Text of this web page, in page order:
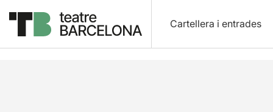
Cartellera i entrades
Descripció Fitxa artística